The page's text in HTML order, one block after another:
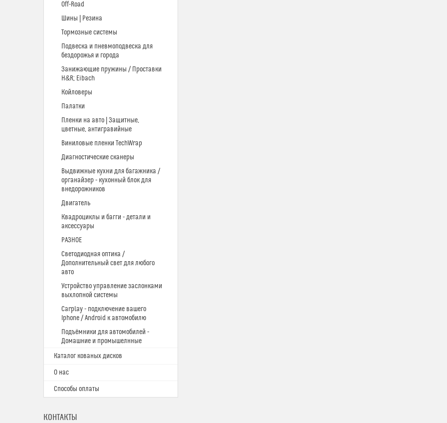
Off-Road
Шины | Резина
Тормозные системы
Подвеска и пневмоподвеска для
бездорожья и города
Занижающие пружины / Проставки
H&R; Eibach
Койловеры
Палатки
Пленки на авто | Защитные,
цветные, антигравийные
Виниловые пленки TechWrap
Диагностические сканеры
Выдвижные кухни для багажника /
органайзер - кухонный блок для
внедорожников
Двигатель
Квадроциклы и багги - детали и
аксессуары
РАЗНОЕ
Светодиодная оптика /
Дополнительный свет для любого
авто
Устройство управление заслонками
выхлопной системы
Carplay - подключение вашего
Iphone / Android к автомобилю
Подъёмники для автомобилей -
Домашние и промышелнные
Каталог кованых дисков
О нас
Способы оплаты
КОНТАКТЫ